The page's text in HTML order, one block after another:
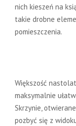
nich kieszeń na
takie drobne
pomieszczenia.
Większość
maksymalnie
Skrzynie,
pozbyć się z